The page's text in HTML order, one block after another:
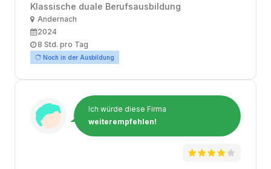
Klassische duale Berufsausbildung
OrtAndernach
Ausbildungsbeginn
2024
Arbeitszeit
8 Std. pro Tag
Noch in der Ausbildung
Ich würde diese Firma
weiterempfehlen!